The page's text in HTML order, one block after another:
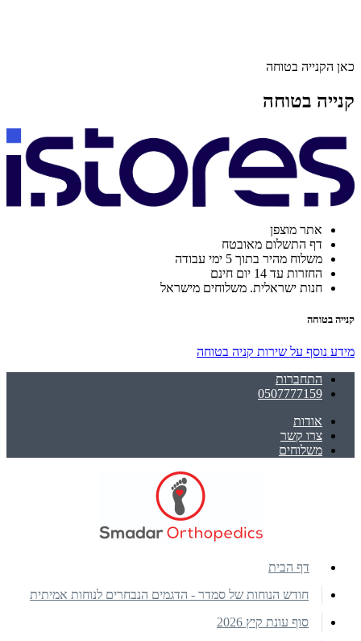
כאן הקנייה בטוחה
קנייה בטוחה
אתר מוצפן
דף התשלום מאובטח
משלוח מהיר בתוך 5 ימי עבודה
החזרות עד 14 יום חינם
חנות ישראלית. משלוחים מישראל
קנייה בטוחה
מידע נוסף על שירות קניה בטוחה
התחברות
0507777159
אודות
צרו קשר
משלוחים
דף הבית
חודש הנוחות של סמדר - הדגמים הנבחרים לנוחות אמיתית
סוף עונת קיץ 2026